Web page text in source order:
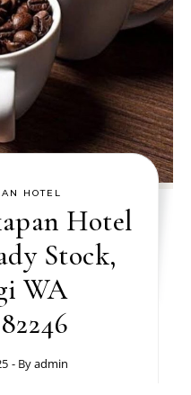
HOTEL
Hotel
Stock,
WA
- Byadmin